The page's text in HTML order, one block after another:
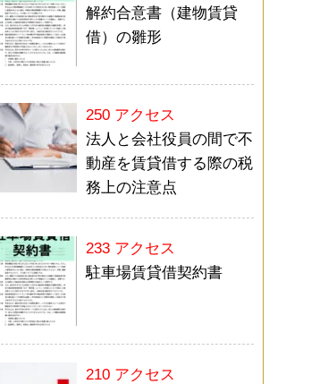
解約合意書（建物賃貸
借）の雛形
250 アクセス
法人と会社役員の間で不
動産を賃貸借する際の税
務上の注意点
233 アクセス
駐車場賃貸借契約書
210 アクセス